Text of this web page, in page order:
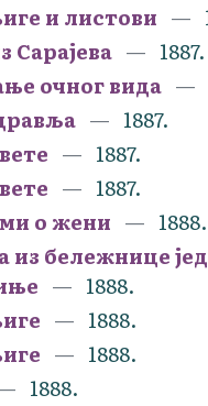
и листови
Сарајева
1887.
очног вида
1887.
1887.
1887.
о жени
1888.
из бележнице
1888.
1888.
1888.
1888.